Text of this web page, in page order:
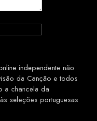
independente não
da Canção e todos
a chancela da
seleções portuguesas